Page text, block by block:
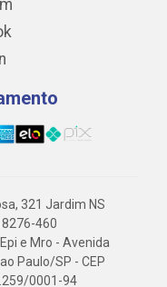
321 Jardim NS
460
e Mro - Avenida
Paulo/SP - CEP
0001-94